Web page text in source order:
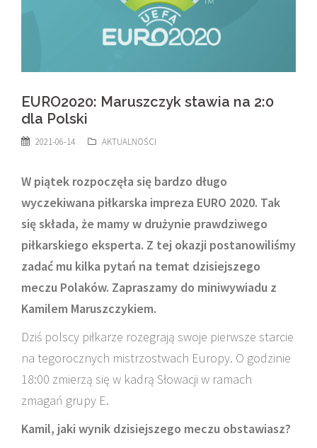
EURO2020: Maruszczyk stawia na 2:0
dla Polski
2021-06-14 AKTUALNOŚCI
W piątek rozpoczęła się bardzo długo
wyczekiwana piłkarska impreza EURO 2020. Tak
się składa, że mamy w drużynie prawdziwego
piłkarskiego eksperta. Z tej okazji postanowiliśmy
zadać mu kilka pytań na temat dzisiejszego
meczu Polaków. Zapraszamy do miniwywiadu z
Kamilem Maruszczykiem.
Dziś polscy piłkarze rozegrają swoje pierwsze starcie
na tegorocznych mistrzostwach Europy. O godzinie
18:00 zmierzą się w kadrą Słowacji w ramach
zmagań grupy E.
Kamil, jaki wynik dzisiejszego meczu obstawiasz?